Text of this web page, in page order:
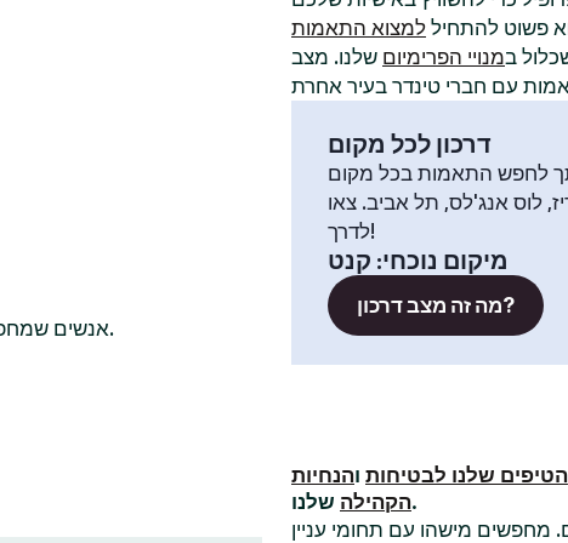
אנשים שמחפשים שם חברי טינדר רווקים בדרך כלל בודקים גם בערים האלה.
פשוט להתחיל למצוא התאמות
במנויי הפרימיום שלנו. מצב
דרכון לכל מקום
לחפש התאמות בכל מקום
לוס אנג'לס, תל אביב. צאו
לדרך!
מיקום נוכחי: קנט
מה זה מצב דרכון?
הטיפים שלנו לבטיחות והנחיות
הקהילהשלנו.
מחפשים מישהו עם תחומי עניין